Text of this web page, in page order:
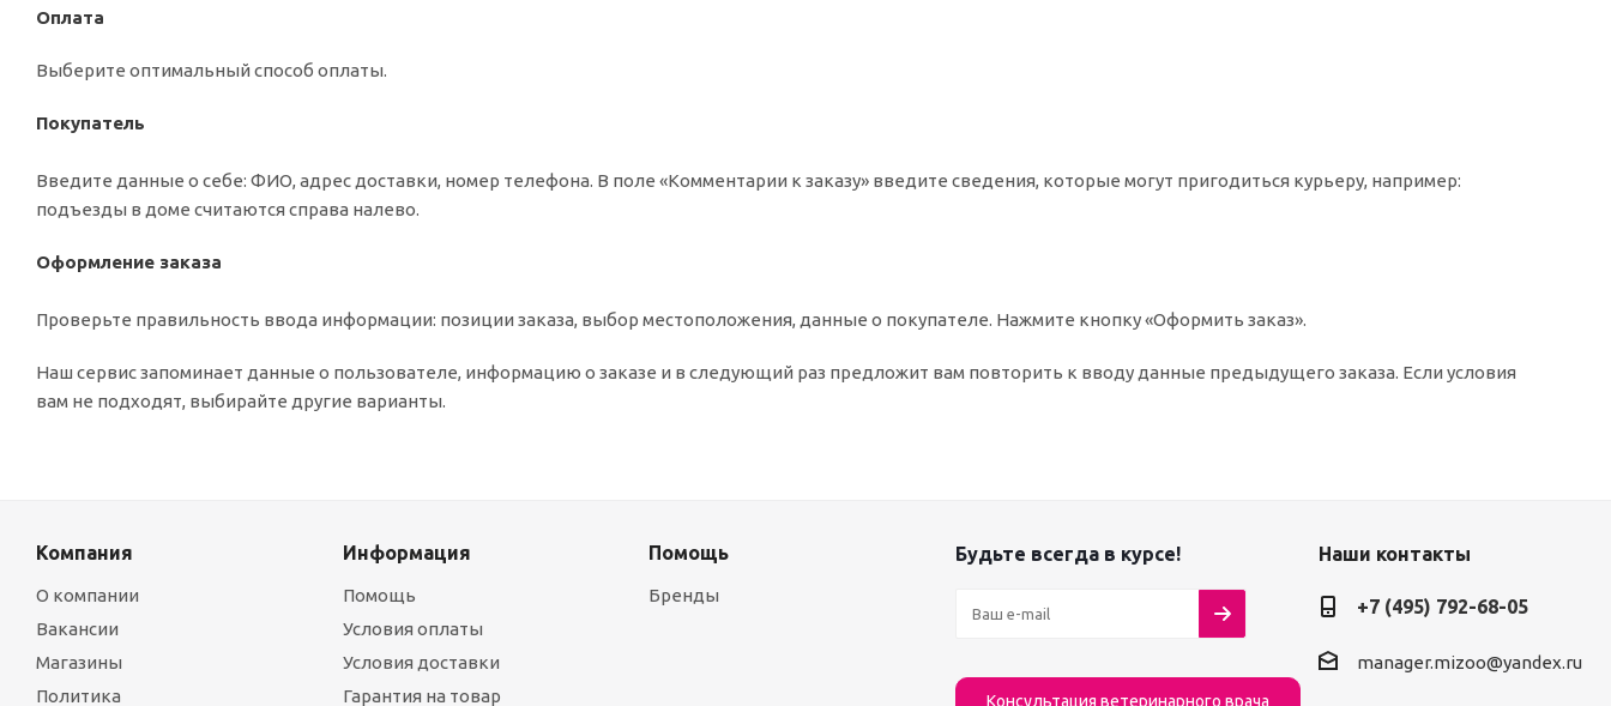
Оплата
Выберите оптимальный способ оплаты.
Покупатель
Введите данные о себе: ФИО, адрес доставки, номер телефона. В поле «Комментарии к заказу» введите сведения, которые могут пригодиться курьеру, например:
подъезды в доме считаются справа налево.
Оформление заказа
Проверьте правильность ввода информации: позиции заказа, выбор местоположения, данные о покупателе. Нажмите кнопку «Оформить заказ».
Наш сервис запоминает данные о пользователе, информацию о заказе и в следующий раз предложит вам повторить к вводу данные предыдущего заказа. Если условия
вам не подходят, выбирайте другие варианты.
Компания
О компании
Вакансии
Магазины
Политика
Информация
Помощь
Условия оплаты
Условия доставки
Гарантия на товар
Помощь
Бренды
Будьте всегда в курсе!
Консультация ветеринарного врача
Наши контакты
+7 (495) 792-68-05
manager.mizoo@yandex.ru